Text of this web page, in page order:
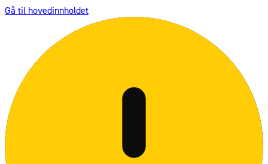
Gå til hovedinnholdet